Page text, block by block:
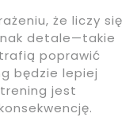
że liczy się
detale—takie
poprawić
będzie lepiej
jest